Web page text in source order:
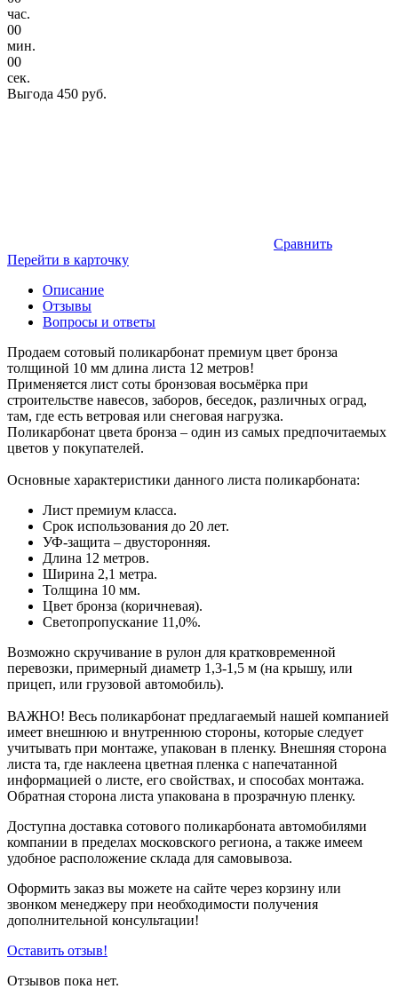
час.
00
мин.
00
сек.
Выгода 450 руб.
Сравнить
Перейти в карточку
Описание
Отзывы
Вопросы и ответы
Продаем сотовый поликарбонат премиум цвет бронза
толщиной 10 мм длина листа 12 метров!
Применяется лист соты бронзовая восьмёрка при
строительстве навесов, заборов, беседок, различных оград,
там, где есть ветровая или снеговая нагрузка.
Поликарбонат цвета бронза – один из самых предпочитаемых
цветов у покупателей.
Основные характеристики данного листа поликарбоната:
Лист премиум класса.
Срок использования до 20 лет.
УФ-защита – двусторонняя.
Длина 12 метров.
Ширина 2,1 метра.
Толщина 10 мм.
Цвет бронза (коричневая).
Светопропускание 11,0%.
Возможно скручивание в рулон для кратковременной
перевозки, примерный диаметр 1,3-1,5 м (на крышу, или
прицеп, или грузовой автомобиль).
ВАЖНО! Весь поликарбонат предлагаемый нашей компанией
имеет внешнюю и внутреннюю стороны, которые следует
учитывать при монтаже, упакован в пленку. Внешняя сторона
листа та, где наклеена цветная пленка с напечатанной
информацией о листе, его свойствах, и способах монтажа.
Обратная сторона листа упакована в прозрачную пленку.
Доступна доставка сотового поликарбоната автомобилями
компании в пределах московского региона, а также имеем
удобное расположение склада для самовывоза.
Оформить заказ вы можете на сайте через корзину или
звонком менеджеру при необходимости получения
дополнительной консультации!
Оставить отзыв!
Отзывов пока нет.